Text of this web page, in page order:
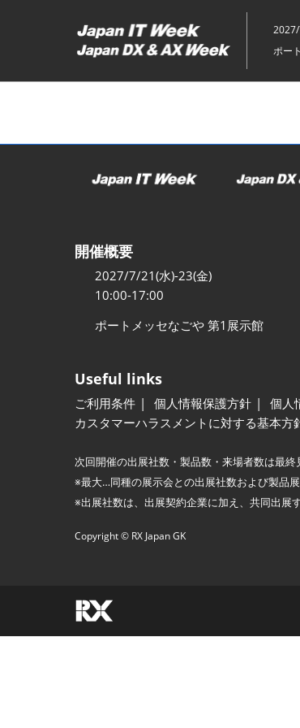
キ
ッ
ポー
開催概要
2027/7/21(水)-23(金)
10:00-17:00
ポートメッセなごや 第1展示館
Useful links
ご利用条件 個人情報保護方針 個人
カスタマーハラスメントに対する基本方
次回開催の出展社数・製品数・来場者数は最
※最大…同種の展示会との出展社数および製品展
※出展社数は、出展契約企業に加え、共同出展
Copyright © RX Japan GK